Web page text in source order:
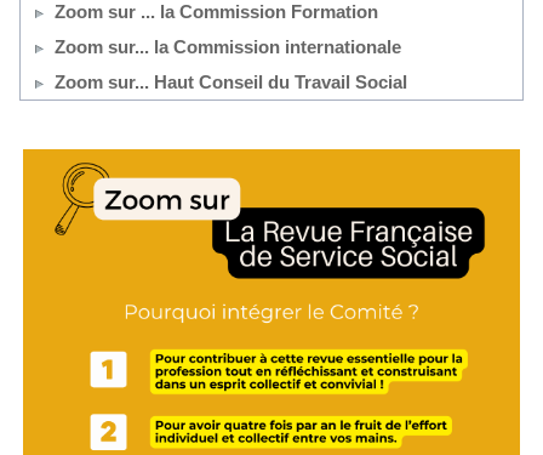
Zoom sur ... la Commission Formation
Zoom sur... la Commission internationale
Zoom sur... Haut Conseil du Travail Social